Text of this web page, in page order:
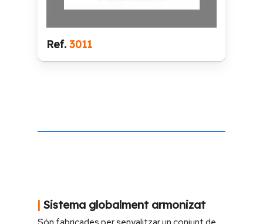
Ref. 3011
| Sistema globalment armonizat